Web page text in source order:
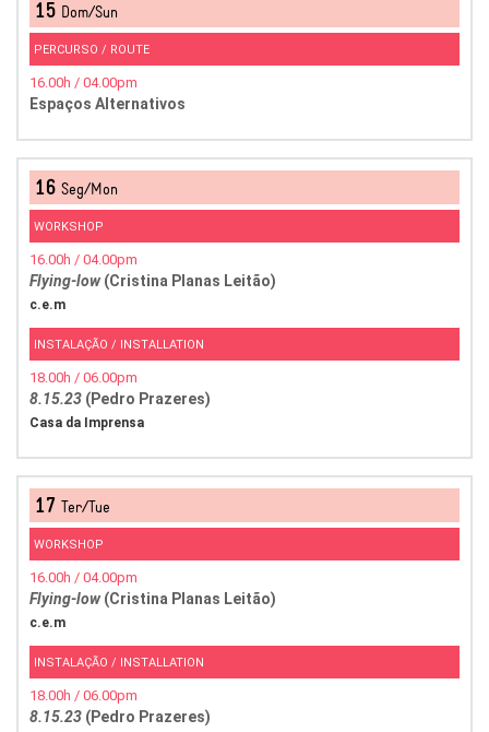
15 Dom/Sun
PERCURSO / ROUTE
16.00h / 04.00pm
Espaços Alternativos
16 Seg/Mon
WORKSHOP
16.00h / 04.00pm
Flying-low(Cristina Planas Leitão)
c.e.m
INSTALAÇÃO / INSTALLATION
18.00h / 06.00pm
8.15.23 (Pedro Prazeres)
Casa da Imprensa
17 Ter/Tue
WORKSHOP
16.00h / 04.00pm
Flying-low(Cristina Planas Leitão)
c.e.m
INSTALAÇÃO / INSTALLATION
18.00h / 06.00pm
8.15.23 (Pedro Prazeres)